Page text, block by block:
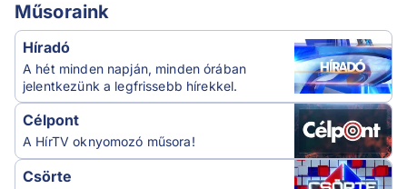
Műsoraink
Híradó
A hét minden napján, minden órában
jelentkezünk a legfrissebb hírekkel.
Célpont
A HírTV oknyomozó műsora!
Csörte